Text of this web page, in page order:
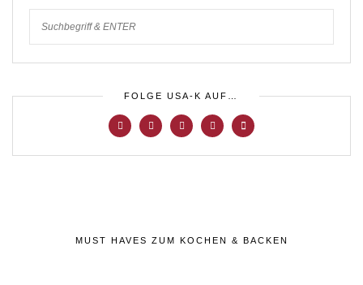
FOLGE USA-K AUF…
MUST HAVES ZUM KOCHEN & BACKEN